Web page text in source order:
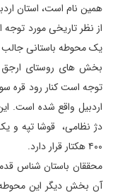
همین نام است، استان
از نظر تاریخی مورد
یک محوطه باستانی جالب
بخش های روستای ارجق
اردبیل واقع شده است.
دژ نظامی، قوشا تپه و
۴۰۰ هکتار قرار دارد.